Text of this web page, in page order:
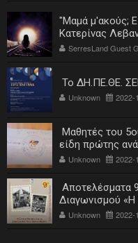
"Μαμά μ'ακούς;
Κατερίνας
SerresLand Guest
Το ΔΗ.ΠΕ.ΘΕ.
Unknown 2022-
Μαθητές του
είδη πρώτης
Unknown 2022-
Αποτελέσματα
Διαγωνισμού «Η
ελληνισμού»
Unknown 2022-